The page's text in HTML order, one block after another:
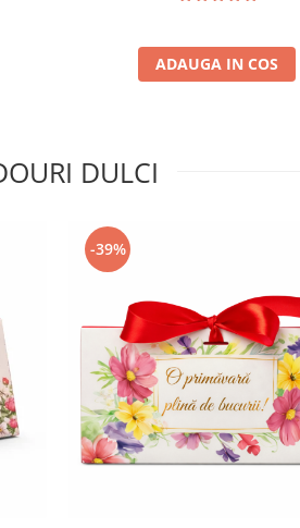
ADAUGA IN COS
DULCI
-39%